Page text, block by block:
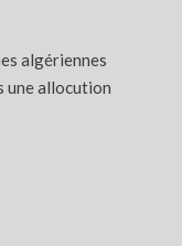
algériennes
une allocution